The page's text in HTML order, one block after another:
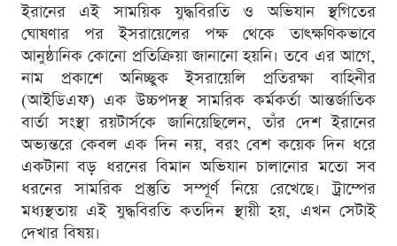
ইরানের এই সাময়িক যুদ্ধবিরতি ও অভিযান স্থগিতের
ঘোষণার পর ইসরায়েলের পক্ষ থেকে তাৎক্ষণিকভাবে
আনুষ্ঠানিক কোনো প্রতিক্রিয়া জানানো হয়নি। তবে এর আগে,
নাম প্রকাশে অনিচ্ছুক ইসরায়েলি প্রতিরক্ষা বাহিনীর
(আইডিএফ) এক উচ্চপদস্থ সামরিক কর্মকর্তা আন্তর্জাতিক
বার্তা সংস্থা রয়টার্সকে জানিয়েছিলেন, তাঁর দেশ ইরানের
অভ্যন্তরে কেবল এক দিন নয়, বরং বেশ কয়েক দিন ধরে
একটানা বড় ধরনের বিমান অভিযান চালানোর মতো সব
ধরনের সামরিক প্রস্তুতি সম্পূর্ণ নিয়ে রেখেছে। ট্রাম্পের
মধ্যস্থতায় এই যুদ্ধবিরতি কতদিন স্থায়ী হয়, এখন সেটাই
দেখার বিষয়।